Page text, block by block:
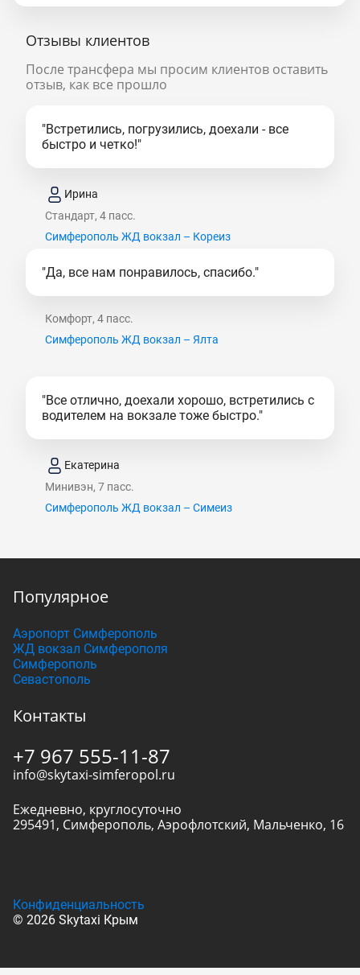
Отзывы клиентов
После трансфера мы просим клиентов оставить
отзыв, как все прошло
"Встретились, погрузились, доехали - все
быстро и четко!"
Ирина
Стандарт, 4 пасс.
Симферополь ЖД вокзал – Кореиз
"Да, все нам понравилось, спасибо."
Комфорт, 4 пасс.
Симферополь ЖД вокзал – Ялта
"Все отлично, доехали хорошо, встретились с
водителем на вокзале тоже быстро."
Екатерина
Минивэн, 7 пасс.
Симферополь ЖД вокзал – Симеиз
Популярное
Аэропорт Симферополь
ЖД вокзал Симферополя
Симферополь
Севастополь
Контакты
+7 967 555-11-87
info@skytaxi-simferopol.ru
Ежедневно, круглосуточно
295491, Симферополь, Аэрофлотский, Мальченко, 16
© 2026 Skytaxi Крым
Конфиденциальность